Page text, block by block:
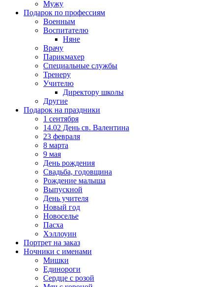
Мужу
Подарок по профессиям
Военным
Воспитателю
Няне
Врачу
Парикмахер
Специальные службы
Тренеру
Учителю
Директору школы
Другие
Подарок на праздники
1 сентября
14.02 День св. Валентина
23 февраля
8 марта
9 мая
День рождения
Свадьба, годовщина
Рождение малыша
Выпускной
День учителя
Новый год
Новоселье
Пасха
Хэллоуин
Портрет на заказ
Ночники с именами
Мишки
Единороги
Сердце с розой